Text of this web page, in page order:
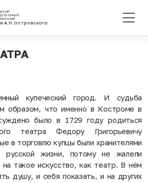
А.Н.Островского
купеческий город. И судьба
образом, что именно в Костроме в
было в 1729 году родиться
театра Федору Григорьевичу
в торговлю купцы были хранителями
русской жизни, потому не жалели
на такое искусство, как театр. В нём
душу, и себя показать, и на других